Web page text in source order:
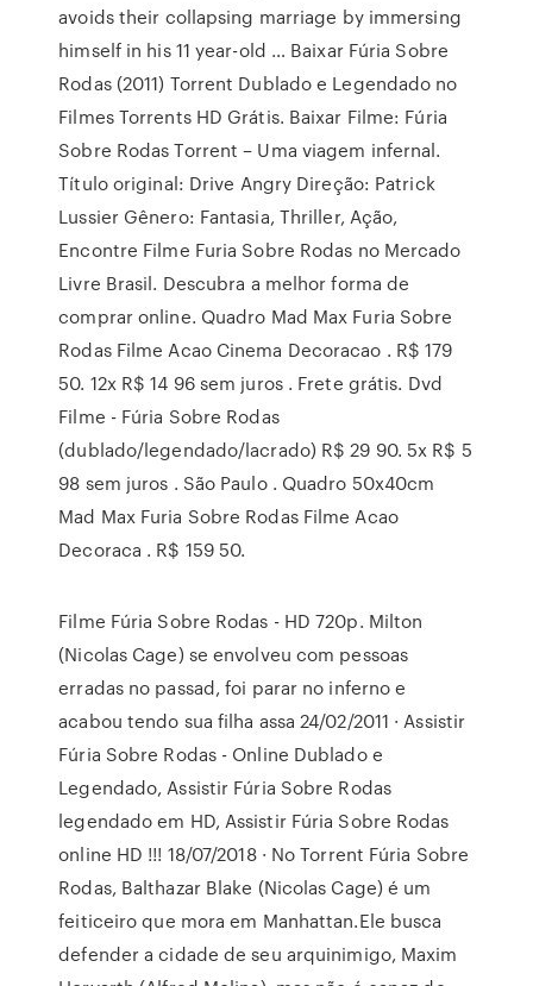
avoids their collapsing marriage by immersing
himself in his 11 year-old … Baixar Fúria Sobre
Rodas (2011) Torrent Dublado e Legendado no
Filmes Torrents HD Grátis. Baixar Filme: Fúria
Sobre Rodas Torrent – Uma viagem infernal.
Título original: Drive Angry Direção: Patrick
Lussier Gênero: Fantasia, Thriller, Ação,
Encontre Filme Furia Sobre Rodas no Mercado
Livre Brasil. Descubra a melhor forma de
comprar online. Quadro Mad Max Furia Sobre
Rodas Filme Acao Cinema Decoracao . R$ 179
50. 12x R$ 14 96 sem juros . Frete grátis. Dvd
Filme - Fúria Sobre Rodas
(dublado/legendado/lacrado) R$ 29 90. 5x R$ 5
98 sem juros . São Paulo . Quadro 50x40cm
Mad Max Furia Sobre Rodas Filme Acao
Decoraca . R$ 159 50.
Filme Fúria Sobre Rodas - HD 720p. Milton
(Nicolas Cage) se envolveu com pessoas
erradas no passad, foi parar no inferno e
acabou tendo sua filha assa 24/02/2011 · Assistir
Fúria Sobre Rodas - Online Dublado e
Legendado, Assistir Fúria Sobre Rodas
legendado em HD, Assistir Fúria Sobre Rodas
online HD !!! 18/07/2018 · No Torrent Fúria Sobre
Rodas, Balthazar Blake (Nicolas Cage) é um
feiticeiro que mora em Manhattan.Ele busca
defender a cidade de seu arquinimigo, Maxim